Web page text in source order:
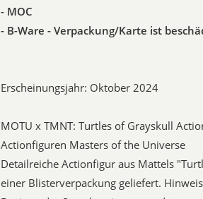
- MOC
- B-Ware - Verpackung/Karte ist
Erscheinungsjahr: Oktober 2024
MOTU x TMNT: Turtles of Grayskull
Actionfiguren Masters of the Universe
Detailreiche Actionfigur aus Mattels
einer Blisterverpackung geliefert.